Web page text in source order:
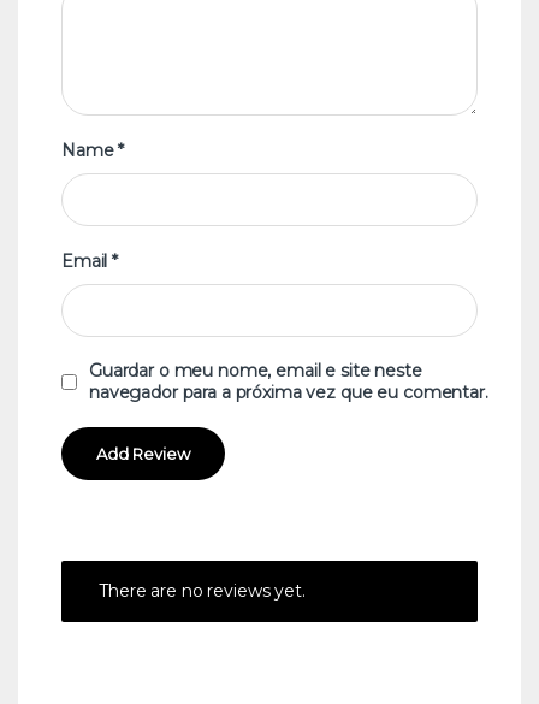
Name*
Email*
Guardar o meu nome, email e site neste
navegador para a próxima vez que eu comentar.
There are no reviews yet.